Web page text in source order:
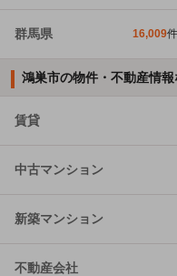
群馬県 16,009件
鴻巣市の物件・不動産情
賃貸
中古マンション
新築マンション
不動産会社